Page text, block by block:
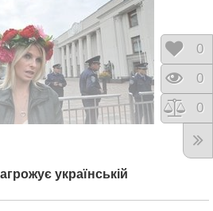
українській
0
0
0